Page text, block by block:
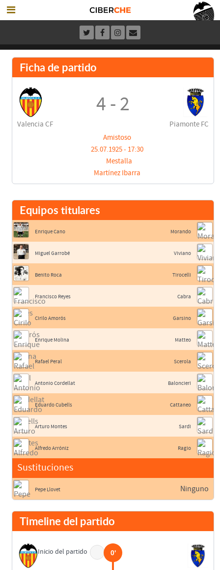
Ficha de partido
Valencia CF
4 - 2
Piamonte FC
Amistoso
25.07.1925 - 17:30
Mestalla
Martínez Ibarra
Equipos titulares
Enrique Cano
Miguel Garrobé
Benito Roca
Francisco Reyes
Cirilo Amorós
Enrique Molina
Rafael Peral
Antonio Cordellat
Eduardo Cubells
Arturo Montes
Alfredo Arróniz
Sustituciones
Pepe Llovet
Morando
Viviano
Tirocelli
Cabra
Garsino
Matteo
Scerola
Baloncieri
Cattaneo
Sardi
Ragio
Ninguno
Timeline del partido
Inicio del partido 0'